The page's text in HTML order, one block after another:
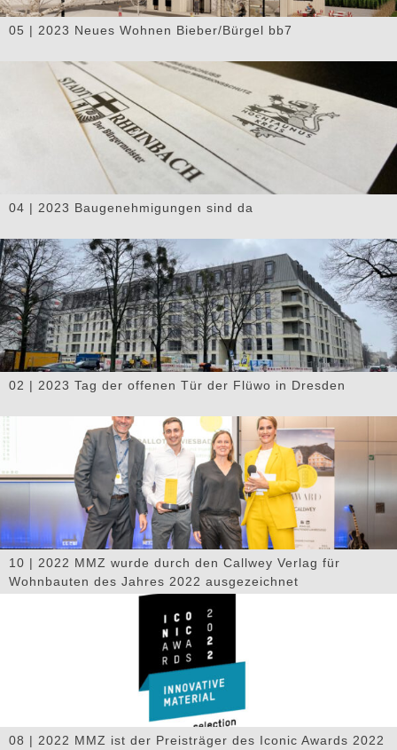
05 | 2023 Neues Wohnen Bieber/Bürgel bb7
04 | 2023 Baugenehmigungen sind da
02 | 2023 Tag der offenen Tür der Flüwo in Dresden
10 | 2022 MMZ wurde durch den Callwey Verlag für
Wohnbauten des Jahres 2022 ausgezeichnet
08 | 2022 MMZ ist der Preisträger des Iconic Awards 2022